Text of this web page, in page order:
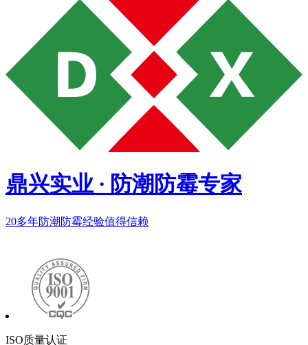
鼎兴实业 · 防潮防霉专家
20多年防潮防霉经验值得信赖
ISO质量认证